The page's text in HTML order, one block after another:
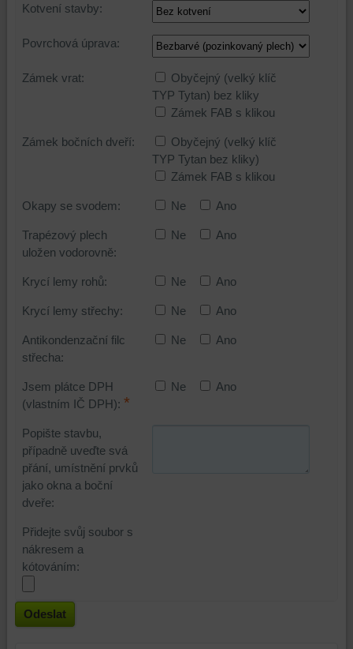
Kotvení stavby:
Povrchová úprava:
Zámek vrat:
TYP Tytan) bez kliky
Zámek FAB s klikou
Zámek bočních dveří:
TYP Tytan bez kliky)
Zámek FAB s klikou
Okapy se svodem: Ne Ano
Trapézový plech
uložen vodorovně:
Ne Ano
Krycí lemy rohů: Ne Ano
Krycí lemy střechy: Ne Ano
Antikondenzační filc
střecha:
Ne Ano
Jsem plátce DPH
(vlastním IČ DPH):*
Ne Ano
Popište stavbu,
případně uveďte svá
přání, umístnění prvků
jako okna a boční
dveře:
Přidejte svůj soubor s
nákresem a
kótováním:
Odeslat